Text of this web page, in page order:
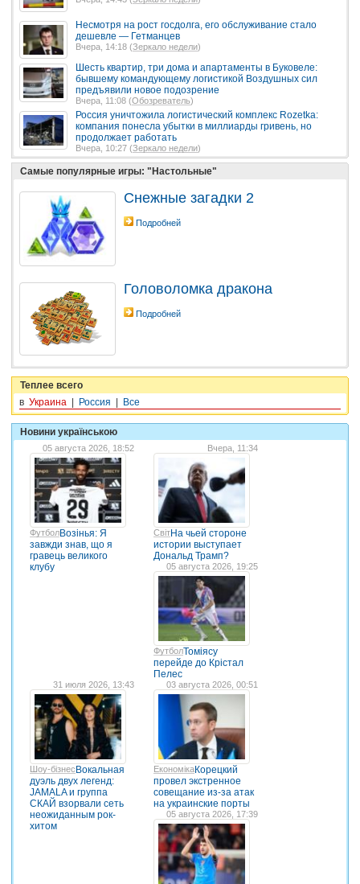
Несмотря на рост госдолга, его обслуживание стало
дешевле — Гетманцев
Вчера, 14:18 (Зеркало недели)
Шесть квартир, три дома и апартаменты в Буковеле:
бывшему командующему логистикой Воздушных сил
предъявили новое подозрение
Вчера, 11:08 (Обозреватель)
Россия уничтожила логистический комплекс Rozetka:
компания понесла убытки в миллиарды гривень, но
продолжает работать
Вчера, 10:27 (Зеркало недели)
Самые популярные игры: "Настольные"
Снежные загадки 2
Подробней
Головоломка дракона
Подробней
Теплее всего
в Украина | Россия | Все
Новини українською
05 августа 2026, 18:52
ФутболВозінья: Я
завжди знав, що я
гравець великого
клубу
Вчера, 11:34
СвітНа чьей стороне
истории выступает
Дональд Трамп?
05 августа 2026, 19:25
ФутболТоміясу
перейде до Крістал
Пелес
31 июля 2026, 13:43
Шоу-бізнесВокальная
дуэль двух легенд:
JAMALA и группа
СКАЙ взорвали сеть
неожиданным рок-
хитом
03 августа 2026, 00:51
ЕкономікаКорецкий
провел экстренное
совещание из-за атак
на украинские порты
05 августа 2026, 17:39